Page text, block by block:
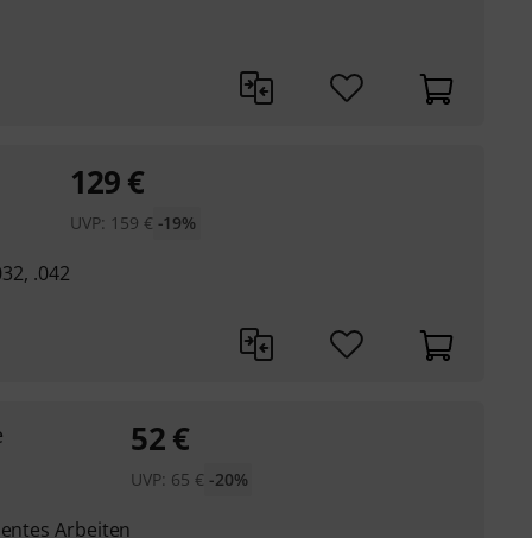
.042
129€
UVP: 159 € -19%
Arbeiten
52 €
UVP: 65 € -20%